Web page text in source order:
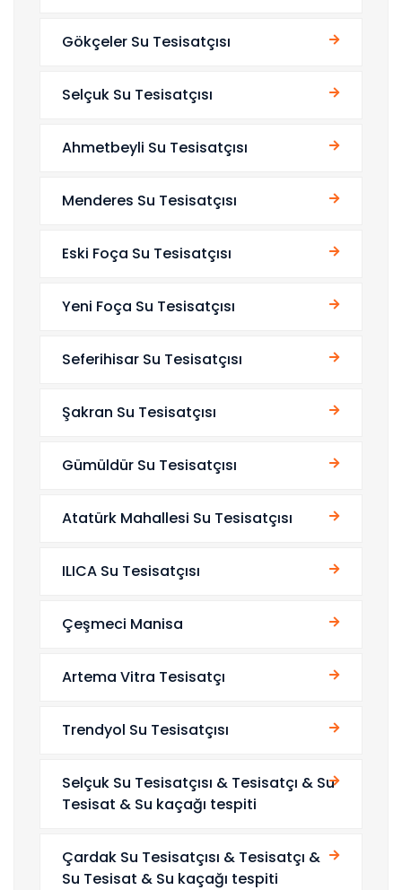
Gökçeler Su Tesisatçısı
Selçuk Su Tesisatçısı
Ahmetbeyli Su Tesisatçısı
Menderes Su Tesisatçısı
Eski Foça Su Tesisatçısı
Yeni Foça Su Tesisatçısı
Seferihisar Su Tesisatçısı
Şakran Su Tesisatçısı
Gümüldür Su Tesisatçısı
Atatürk Mahallesi Su Tesisatçısı
ILICA Su Tesisatçısı
Çeşmeci Manisa
Artema Vitra Tesisatçı
Trendyol Su Tesisatçısı
Selçuk Su Tesisatçısı & Tesisatçı & Su
Tesisat & Su kaçağı tespiti
Çardak Su Tesisatçısı & Tesisatçı &
Su Tesisat & Su kaçağı tespiti